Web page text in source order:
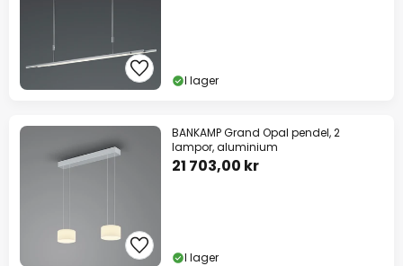
I lager
BANKAMP Grand Opal pendel, 2
lampor, aluminium
21 703,00 kr
I lager